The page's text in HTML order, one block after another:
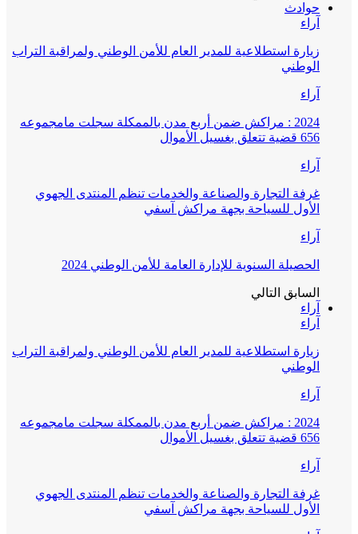
حوادث
آراء
زيارة استطلاعية للمدير العام للأمن الوطني ولمراقبة التراب
الوطني
آراء
2024 : مراكش ضمن أربع مدن بالممكلة سجلت مامجموعه
656 قضية تتعلق بغسيل الأموال
آراء
غرفة التجارة والصناعة والخدمات تنظم المنتدى الجهوي
الأول للسياحة بجهة مراكش آسفي
آراء
الحصيلة السنوية للإدارة العامة للأمن الوطني 2024
السابق التالي
آراء
آراء
زيارة استطلاعية للمدير العام للأمن الوطني ولمراقبة التراب
الوطني
آراء
2024 : مراكش ضمن أربع مدن بالممكلة سجلت مامجموعه
656 قضية تتعلق بغسيل الأموال
آراء
غرفة التجارة والصناعة والخدمات تنظم المنتدى الجهوي
الأول للسياحة بجهة مراكش آسفي